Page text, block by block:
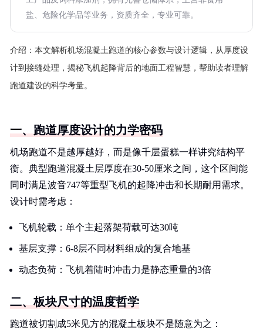
盐、危险化学品等业务，资质齐全，专业可靠。
介绍： 本文解析机场混凝土跑道的核心参数与设计逻辑，从厚度设
计到接缝处理，揭秘飞机起降背后的地面工程智慧，帮助读者理解
跑道建设的科学考量。
一、跑道厚度设计的力学密码
机场跑道不是越厚越好，而是像千层蛋糕一样讲究结构平
衡。典型跑道混凝土层厚度在30-50厘米之间，这个区间能
同时满足波音747等重型飞机的起降冲击和长期耐用需求。
设计时需考虑：
飞机轮载：单个主起落架荷载可达30吨
基层支撑：6-8层不同材料组成的复合地基
动态负荷：飞机着陆时冲击力是静态重量的3倍
二、板块尺寸的温度哲学
跑道被切割成5米见方的混凝土板块不是随意为之：